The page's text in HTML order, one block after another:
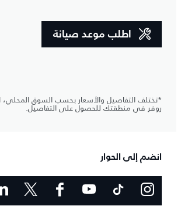
اطلب موعد صيانة
*تختلف التفاصيل والأسعار بحسب السوق المحلي،
روفر في منطقتك للحصول على التفاصيل.
انضم إلى الحوار